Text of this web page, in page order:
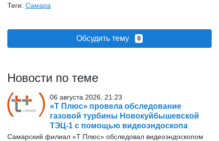
Теги: Самара
Обсудить тему 0
Новости по теме
06 августа 2026, 21:23
«Т Плюс» провела обследование
газовой турбины Новокуйбышевской
ТЭЦ-1 с помощью видеоэндоскопа
Самарский филиал «Т Плюс» обследовал видеоэндоскопом